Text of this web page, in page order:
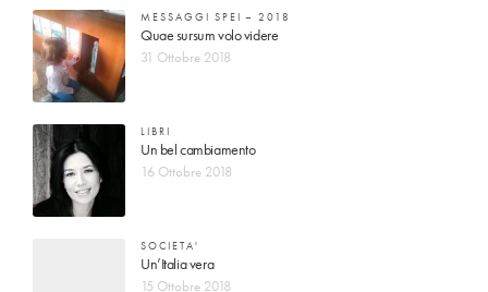
MESSAGGI SPEI – 2018
Quae sursum volo videre
31 Ottobre 2018
LIBRI
Un bel cambiamento
16 Ottobre 2018
SOCIETA'
Un’Italia vera
15 Ottobre 2018